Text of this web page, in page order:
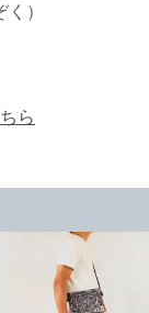
）
ら